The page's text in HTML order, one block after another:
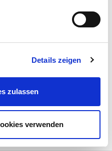
Details zeigen
zulassen
verwenden